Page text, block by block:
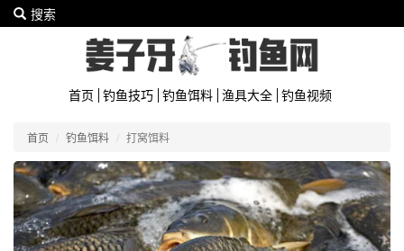
搜索
首页 钓鱼技巧 钓鱼饵料 渔具大全 钓鱼视频
首页 钓鱼饵料 打窝饵料